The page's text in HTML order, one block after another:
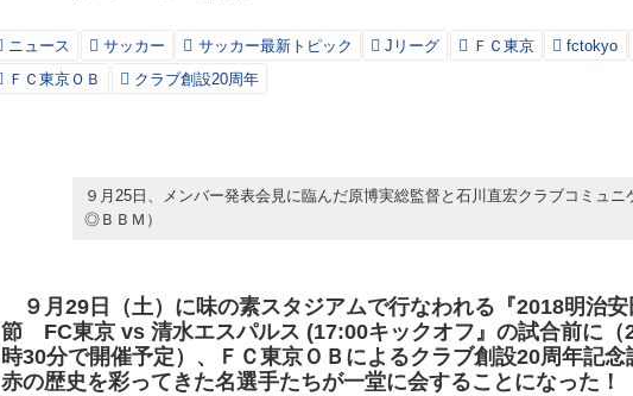
ニュース サッカー サッカー最新トピック Jリーグ ＦＣ東京 fctokyo
ＦＣ東京ＯＢ
クラブ創設20周年
９月25日、メンバー発表会見に臨んだ原博実総監督と石川直宏クラブコミュニ
◎ＢＢＭ）
９月29日（土）に味の素スタジアムで行なわれる『2018明治
節 FC東京 vs 清水エスパルス (17:00キックオフ』の試合前に（
時30分で開催予定）、ＦＣ東京ＯＢによるクラブ創設20周年記
赤の歴史を彩ってきた名選手たちが一堂に会することになった！